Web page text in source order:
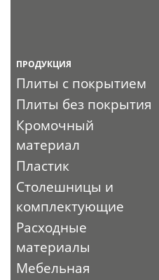
ПРОДУКЦИЯ
Плиты с покрытием
Плиты без покрытия
Кромочный
материал
Пластик
Столешницы и
комплектующие
Расходные
материалы
Мебельная